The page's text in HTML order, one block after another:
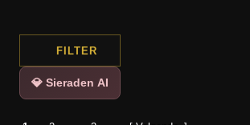
FILTER
💎 Sieraden AI